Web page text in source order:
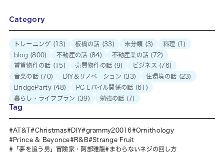
Category
トレーニング (13) 板橋の話 (33) 未分類 (3) 料理 (1)
blog (800) 不動産の話 (84) 不動産業の話 (72)
賃貸物件の話 (15) 売買物件の話 (9) ビジネス (76)
音楽の話(70) DIY＆リノベーション (33) 住環境の話 (23)
BridgeParty(48) PCモバイル関係の話 (61)
暮らし・ライフプラン (39) 勉強の話 (7)
Tag
AT&T Christmas DIY grammy20016
Ornithology
Prince & Beyonce
R&B
Strange Fruit
「夢を追う男」冒険家・阿部雅龍
まわらないネジの回し方